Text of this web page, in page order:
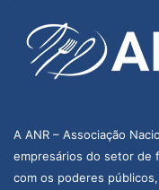
A ANR – Associação
empresários do setor de
com os poderes